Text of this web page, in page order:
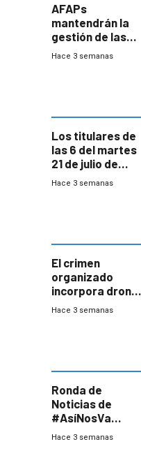
AFAPs
mantendrán la
gestión de las
cuentas
Hace 3 semanas
Los titulares de
las 6 del martes
21 de julio de
2026
Hace 3 semanas
El crimen
organizado
incorpora drones
y abre un nuevo
Hace 3 semanas
Ronda de
Noticias de
#AsíNosVa
(20/7/26)
Hace 3 semanas